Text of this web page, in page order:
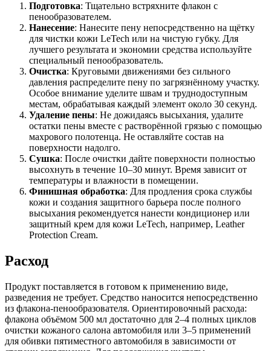
Подготовка: Тщательно встряхните флакон с
пенообразователем.
Нанесение: Нанесите пену непосредственно на щётку
для чистки кожи LeTech или на чистую губку. Для
лучшего результата и экономии средства используйте
специальный пенообразователь.
Очистка: Круговыми движениями без сильного
давления распределите пену по загрязнённому участку.
Особое внимание уделите швам и труднодоступным
местам, обрабатывая каждый элемент около 30 секунд.
Удаление пены: Не дожидаясь высыхания, удалите
остатки пены вместе с растворённой грязью с помощью
махрового полотенца. Не оставляйте состав на
поверхности надолго.
Сушка: После очистки дайте поверхности полностью
высохнуть в течение 10–30 минут. Время зависит от
температуры и влажности в помещении.
Финишная обработка: Для продления срока службы
кожи и создания защитного барьера после полного
высыхания рекомендуется нанести кондиционер или
защитный крем для кожи LeTech, например, Leather
Protection Cream.
Расход
Продукт поставляется в готовом к применению виде,
разведения не требует. Средство наносится непосредственно
из флакона-пенообразователя. Ориентировочный расхода:
флакона объёмом 500 мл достаточно для 2–4 полных циклов
очистки кожаного салона автомобиля или 3–5 применений
для обивки пятиместного автомобиля в зависимости от